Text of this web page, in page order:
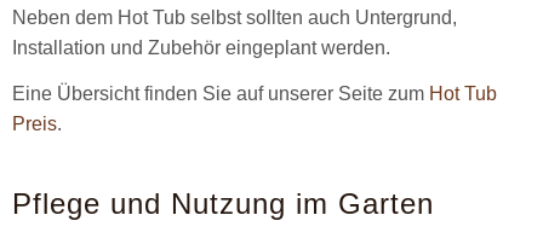
Neben dem Hot Tub selbst sollten auch Untergrund,
Installation und Zubehör eingeplant werden.
Eine Übersicht finden Sie auf unserer Seite zum Hot Tub
Preis.
Pflege und Nutzung im Garten